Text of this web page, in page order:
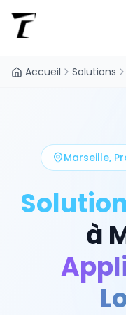
Accueil Solutions
Marseille,
à